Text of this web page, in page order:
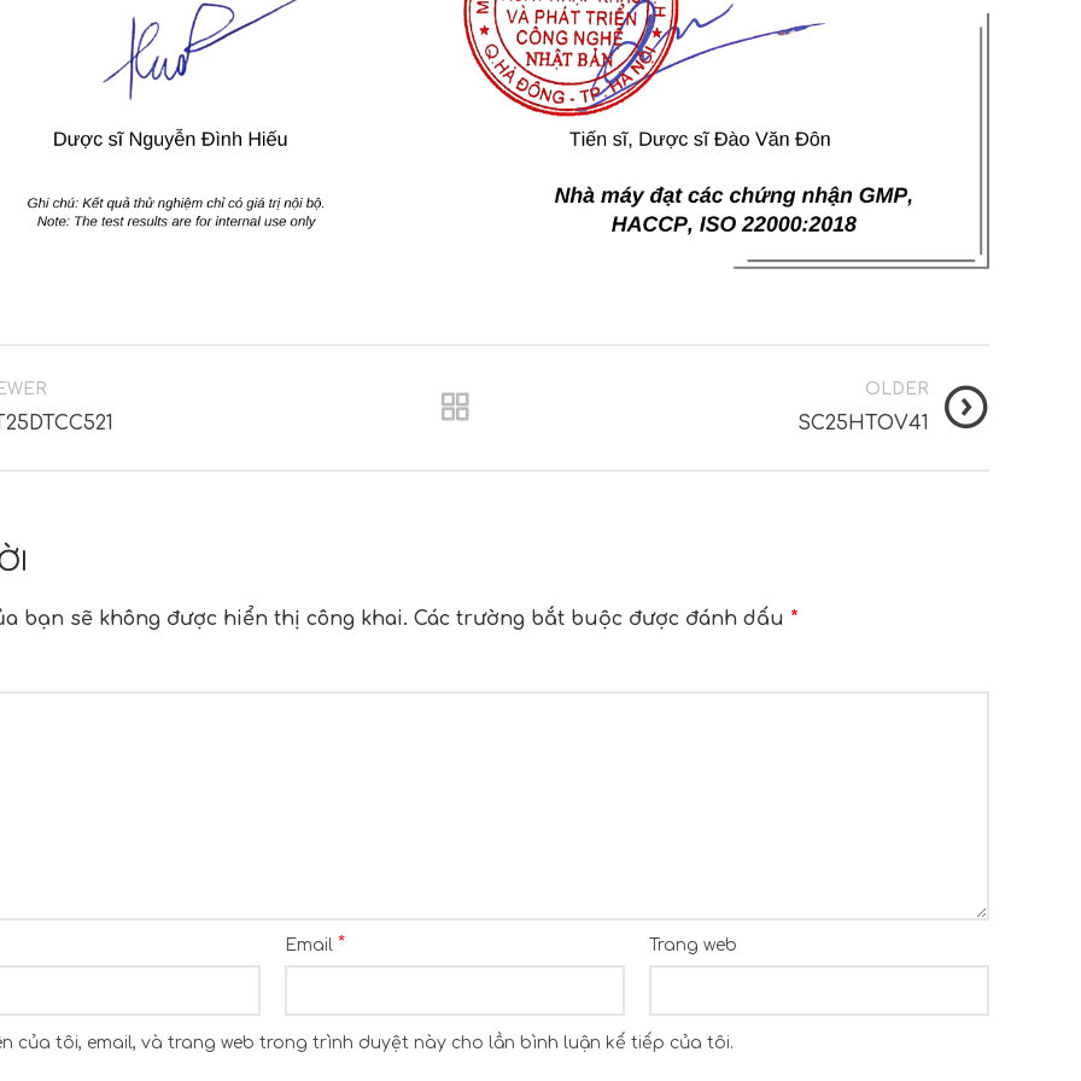
OLDER
SC25HTOV41
bạn sẽ không được hiển thị công khai. Các trường bắt buộc được đánh dấu *
Email * Trang web
của tôi, email, và trang web trong trình duyệt này cho lần bình luận kế tiếp của tôi.